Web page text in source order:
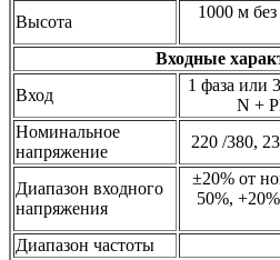
Высота
1000 м
Входные
Вход
1 фаза или
N +
Номинальное
напряжение
220 /380,
Диапазон входного
напряжения
±20% от
50%,
Диапазон частоты